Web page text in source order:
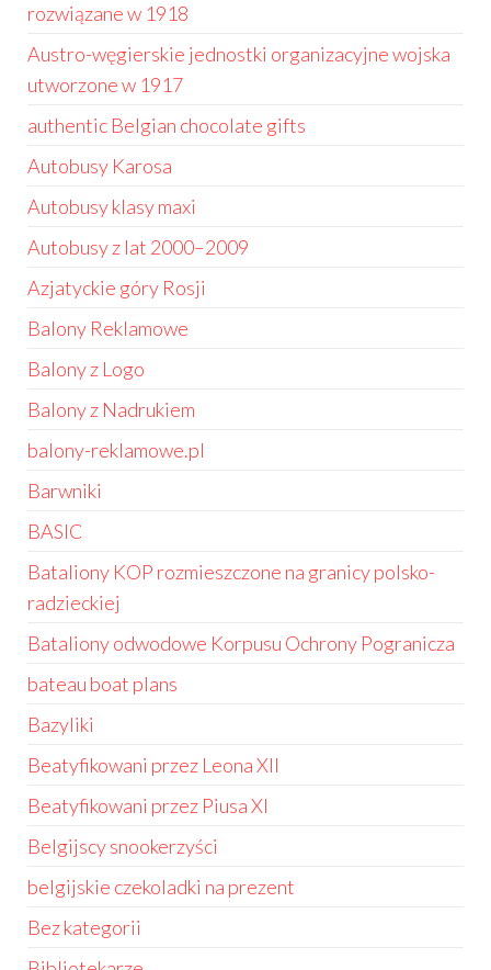
rozwiązane w 1918
Austro-węgierskie jednostki organizacyjne wojska
utworzone w 1917
authentic Belgian chocolate gifts
Autobusy Karosa
Autobusy klasy maxi
Autobusy z lat 2000–2009
Azjatyckie góry Rosji
Balony Reklamowe
Balony z Logo
Balony z Nadrukiem
balony-reklamowe.pl
Barwniki
BASIC
Bataliony KOP rozmieszczone na granicy polsko-
radzieckiej
Bataliony odwodowe Korpusu Ochrony Pogranicza
bateau boat plans
Bazyliki
Beatyfikowani przez Leona XII
Beatyfikowani przez Piusa XI
Belgijscy snookerzyści
belgijskie czekoladki na prezent
Bez kategorii